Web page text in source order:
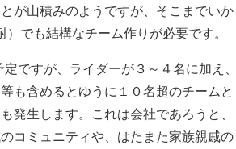
が山積みのようですが、そこまでいか
でも結構なチーム作りが必要です。
ですが、ライダーが３～４名に加え、
も含めるとゆうに１０名超のチームと
発生します。これは会社であろうと、
コミュニティや、はたまた家族親戚の